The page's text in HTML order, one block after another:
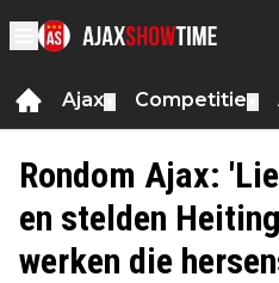
Ajax Competitie
Rondom Ajax:
en stelden
werken die